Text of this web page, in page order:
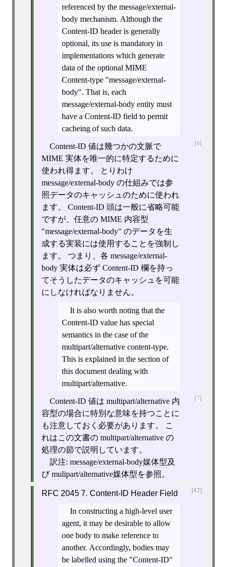
referenced by the message/external-
body mechanism. Although the
Content-ID header is generally
optional, its use is mandatory in
implementations which generate
data of the optional MIME
Content-type "message/external-
body". That is, each
message/external-body entity must
have a Content-ID field to permit
cacheing of such data.
[6]
Content-ID 値は幾つかの文脈で
MIME 実体を唯一的に特定するために
使われ得ます。 とりわけ
message/external-body の仕組みでは参
照データのキャッシュのために使われ
ます。 Content-ID 頭は一般に省略可能
ですが、任意の MIME 内容型
"message/external-body" のデータを生
成する実装には使用することを強制し
ます。 つまり、各 message/external-
body 実体は必ず Content-ID 欄を持っ
てそうしたデータのキャッシュを可能
にしなければなりません。
It is also worth noting that the
Content-ID value has special
semantics in the case of the
multipart/alternative content-type.
This is explained in the section of
this document dealing with
multipart/alternative.
[7]
Content-ID 値は multipart/alternative 内
容型の場合に特別な意味を持つことに
も注意しておく必要があります。 こ
れはこの文書の multipart/alternative の
処理の節で説明しています。
訳注: message/external-body媒体型及
びmulipart/alternative媒体型を参照。
[42]
RFC 2045 7. Content-ID Header Field
In constructing a high-level user
agent, it may be desirable to allow
one body to make reference to
another. Accordingly, bodies may
be labelled using the "Content-ID"